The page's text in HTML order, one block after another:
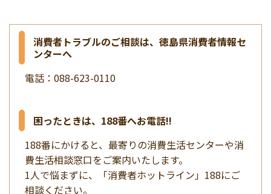
消費者トラブルのご相談は、徳島県消費者情報セ
ンターへ
電話：088-623-0110
困ったときは、188番へお電話!!
188番にかけると、最寄りの消費生活センターや消
費生活相談窓口をご案内いたします。
1人で悩まずに、「消費者ホットライン」188にご
相談ください。